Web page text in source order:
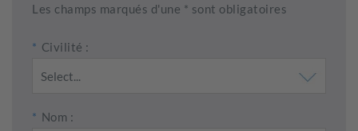
Les champs marqués d'une * sont obligatoires
* Civilité :
* Nom :